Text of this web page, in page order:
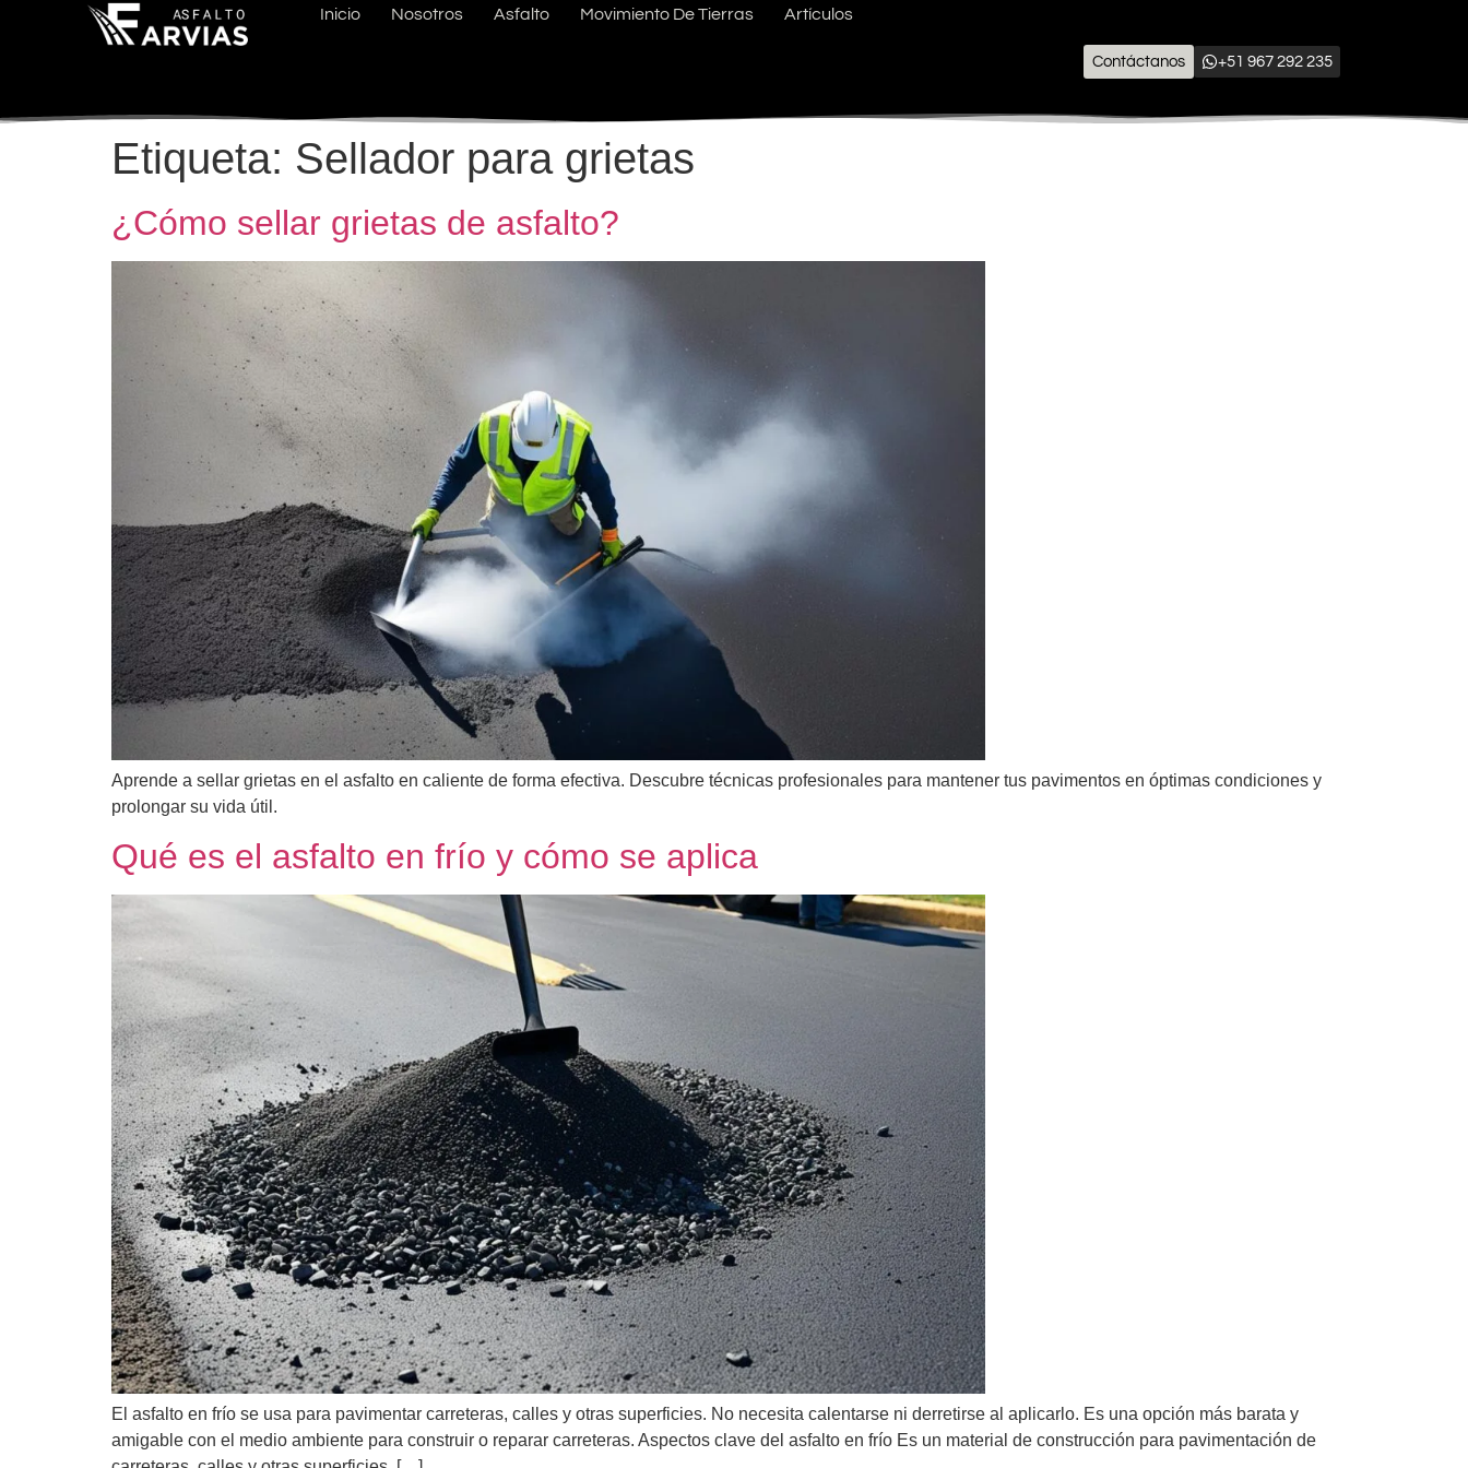
Inicio Nosotros Asfalto Movimiento De Tierras Artículos
Contáctanos +51 967 292 235
Etiqueta: Sellador para grietas
¿Cómo sellar grietas de asfalto?
Aprende a sellar grietas en el asfalto en caliente de forma efectiva. Descubre técnicas profesionales para mantener tus pavimentos en óptimas condiciones y
prolongar su vida útil.
Qué es el asfalto en frío y cómo se aplica
El asfalto en frío se usa para pavimentar carreteras, calles y otras superficies. No necesita calentarse ni derretirse al aplicarlo. Es una opción más barata y
amigable con el medio ambiente para construir o reparar carreteras. Aspectos clave del asfalto en frío Es un material de construcción para pavimentación de